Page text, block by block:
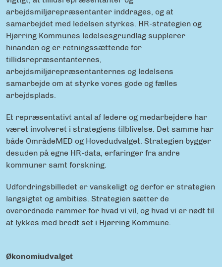
arbejdsmiljørepræsentanter inddrages, og at
samarbejdet med ledelsen styrkes. HR-strategien og
Hjørring Kommunes ledelsesgrundlag supplerer
hinanden og er retningssættende for
tillidsrepræsentanternes,
arbejdsmiljørepræsentanternes og ledelsens
samarbejde om at styrke vores gode og fælles
arbejdsplads.
Et repræsentativt antal af ledere og medarbejdere har
været involveret i strategiens tilblivelse. Det samme har
både OmrådeMED og Hovedudvalget. Strategien bygger
desuden på egne HR-data, erfaringer fra andre
kommuner samt forskning.
Udfordringsbilledet er vanskeligt og derfor er strategien
langsigtet og ambitiøs. Strategien sætter de
overordnede rammer for hvad vi vil, og hvad vi er nødt til
at lykkes med bredt set i Hjørring Kommune.
Økonomiudvalget